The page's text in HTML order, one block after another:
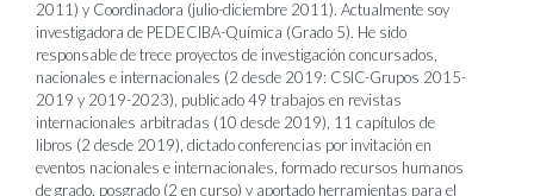
2011) y Coordinadora (julio-diciembre 2011). Actualmente soy
investigadora de PEDECIBA-Química (Grado 5). He sido
responsable de trece proyectos de investigación concursados,
nacionales e internacionales (2 desde 2019: CSIC-Grupos 2015-
2019 y 2019-2023), publicado 49 trabajos en revistas
internacionales arbitradas (10 desde 2019), 11 capítulos de
libros (2 desde 2019), dictado conferencias por invitación en
eventos nacionales e internacionales, formado recursos humanos
de grado, posgrado (2 en curso) y aportado herramientas para el